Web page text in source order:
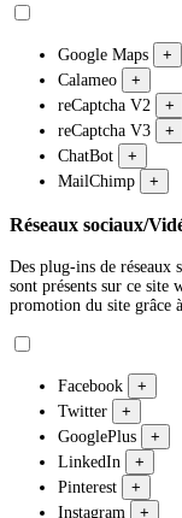
Google Maps
+
Calameo
+
reCaptcha V2
+
reCaptcha V3
+
ChatBot
+
MailChimp
+
Réseaux sociaux/
Des plug-ins de réseaux
sont présents sur ce
promotion du site grâce
Facebook
+
Twitter
+
GooglePlus
+
LinkedIn
+
Pinterest
+
Instagram
+